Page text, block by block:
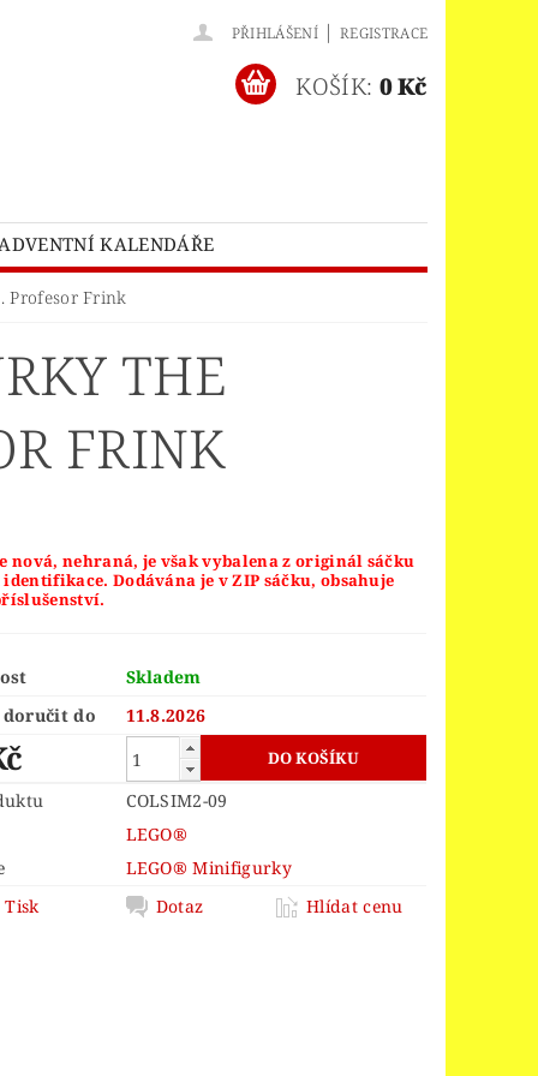
PŘIHLÁŠENÍ | REGISTRACE
KOŠÍK: 0 Kč
KALENDÁŘE
BATMAN MOVIE
CLASSIC
LEGO® CREATOR
DOMEK
LEGO® MINDSTORMS
LEGO® PIRATES
POWER FUNCTIONS
LEGO® SCULPTURES
CHAMPIONS
THINGS
ZELDA™
Profesor Frink
THE
FRINK
nová, nehraná, je však vybalena z originál sáčku
Dodávána je v ZIP sáčku, obsahuje
Skladem
doručit do
11.8.2026
COLSIM2-09
LEGO®
LEGO® Minifigurky
Tisk
Dotaz Hlídat cenu